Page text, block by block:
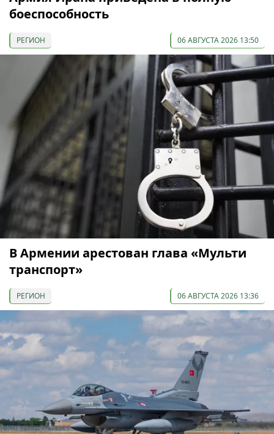
боеспособность
РЕГИОН 06 АВГУСТА 2026 13:50
В Армении арестован глава «Мульти
транспорт»
РЕГИОН 06 АВГУСТА 2026 13:36